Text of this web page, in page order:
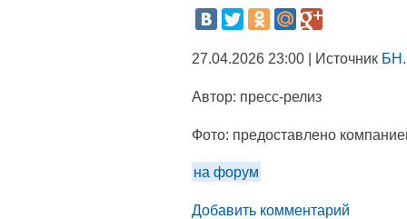
27.04.2026 23:00 | Источник
Автор: пресс-релиз
Фото: предоставлено
на форум
Добавить комментарий